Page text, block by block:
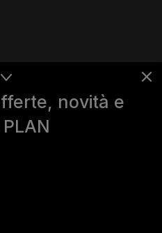
novità e